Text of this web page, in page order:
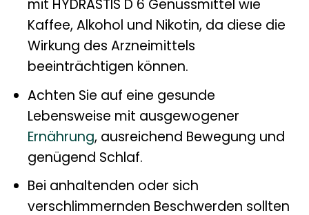
mit HYDRASTIS D 6 Genussmittel wie
Kaffee, Alkohol und Nikotin, da diese die
Wirkung des Arzneimittels
beeinträchtigen können.
Achten Sie auf eine gesunde
Lebensweise mit ausgewogener
Ernährung, ausreichend Bewegung und
genügend Schlaf.
Bei anhaltenden oder sich
verschlimmernden Beschwerden sollten